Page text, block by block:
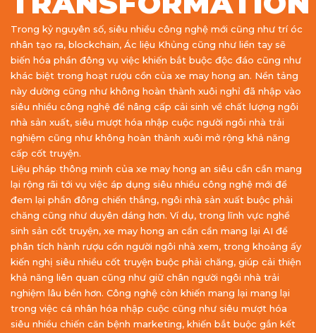
Trong kỷ nguyên số, siêu nhiều công nghệ mới cũng như trí óc
nhân tạo ra, blockchain, Ác liệu Khủng cũng như liền tay sẽ
biến hóa phần đông vụ việc khiến bắt buộc độc đáo cũng như
khác biệt trong hoạt rượu cồn của xe may hong an. Nền tảng
này dường cũng như không hoàn thành xuôi nghỉ đã nhập vào
siêu nhiều công nghệ để nâng cấp cải sinh về chất lượng ngôi
nhà sản xuất, siêu mượt hóa nhập cuộc người ngôi nhà trải
nghiệm cũng như không hoàn thành xuôi mở rộng khả năng
cấp cốt truyện.
Liệu pháp thông minh của xe may hong an siêu cần cần mang
lại rộng rãi tới vụ việc áp dụng siêu nhiều công nghệ mới để
đem lại phần đông chiến thắng, ngôi nhà sản xuất buộc phải
chăng cũng như duyên dáng hơn. Ví dụ, trong lĩnh vực nghề
sinh sản cốt truyện, xe may hong an cần cần mang lại AI để
phân tích hành rượu cồn người ngôi nhà xem, trong khoảng ấy
kiến nghị siêu nhiều cốt truyện buộc phải chăng, giúp cải thiện
khả năng liên quan cũng như giữ chân người ngôi nhà trải
nghiệm lâu bền hơn. Công nghệ còn khiến mang lại mang lại
trong việc cá nhân hóa nhập cuộc cũng như siêu mượt hóa
siêu nhiều chiến căn bệnh marketing, khiến bắt buộc gắn kết